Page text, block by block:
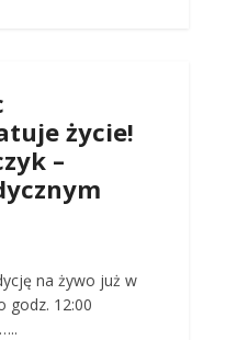
życie!
–
na żywo już w
godz. 12:00